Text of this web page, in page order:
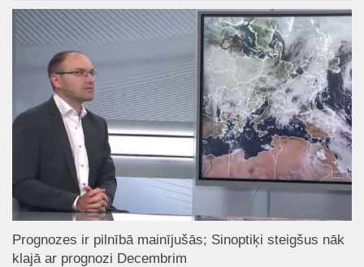
Prognozes ir pilnībā mainījušās; Sinoptiķi steigšus nāk
klajā ar prognozi Decembrim